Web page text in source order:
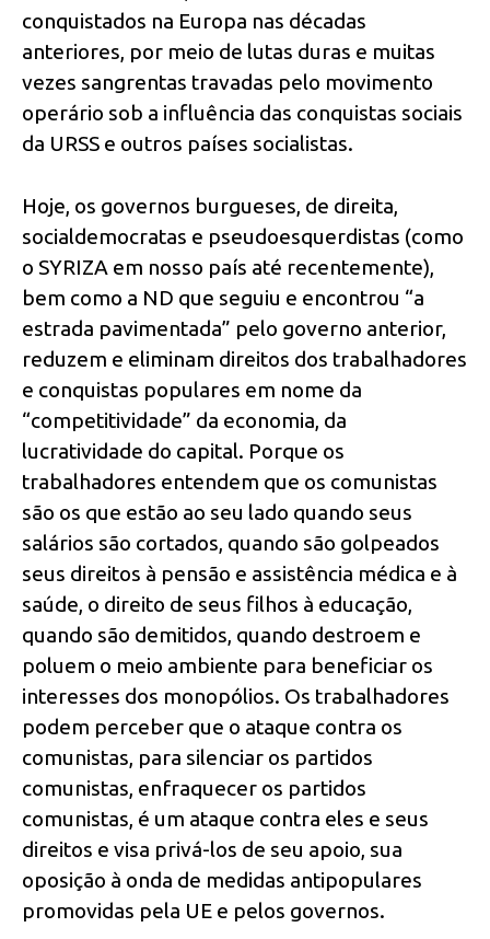
conquistados na Europa nas décadas
anteriores, por meio de lutas duras e muitas
vezes sangrentas travadas pelo movimento
operário sob a influência das conquistas sociais
da URSS e outros países socialistas.
Hoje, os governos burgueses, de direita,
socialdemocratas e pseudoesquerdistas (como
o SYRIZA em nosso país até recentemente),
bem como a ND que seguiu e encontrou “a
estrada pavimentada” pelo governo anterior,
reduzem e eliminam direitos dos trabalhadores
e conquistas populares em nome da
“competitividade” da economia, da
lucratividade do capital. Porque os
trabalhadores entendem que os comunistas
são os que estão ao seu lado quando seus
salários são cortados, quando são golpeados
seus direitos à pensão e assistência médica e à
saúde, o direito de seus filhos à educação,
quando são demitidos, quando destroem e
poluem o meio ambiente para beneficiar os
interesses dos monopólios. Os trabalhadores
podem perceber que o ataque contra os
comunistas, para silenciar os partidos
comunistas, enfraquecer os partidos
comunistas, é um ataque contra eles e seus
direitos e visa privá-los de seu apoio, sua
oposição à onda de medidas antipopulares
promovidas pela UE e pelos governos.